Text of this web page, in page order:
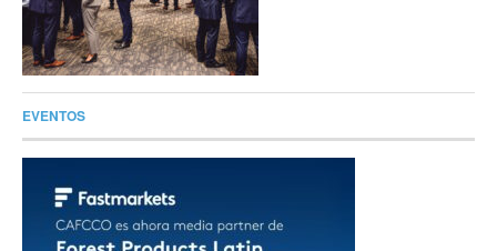
EVENTOS